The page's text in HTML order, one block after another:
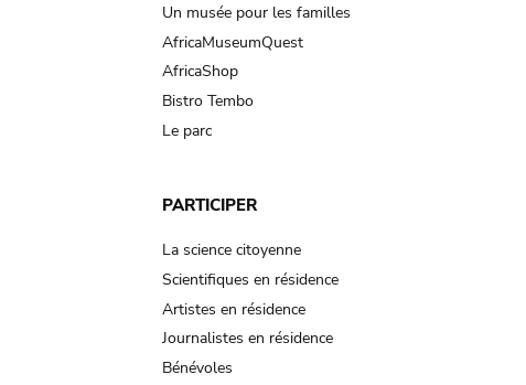
Un musée pour les familles
AfricaMuseumQuest
AfricaShop
Bistro Tembo
Le parc
PARTICIPER
La science citoyenne
Scientifiques en résidence
Artistes en résidence
Journalistes en résidence
Bénévoles